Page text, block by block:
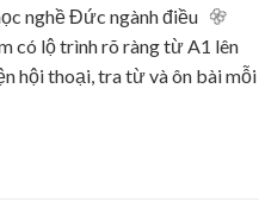
nghề Đức ngành điều
có lộ trình rõ ràng từ A1 lên
hội thoại, tra từ và ôn bài mỗi